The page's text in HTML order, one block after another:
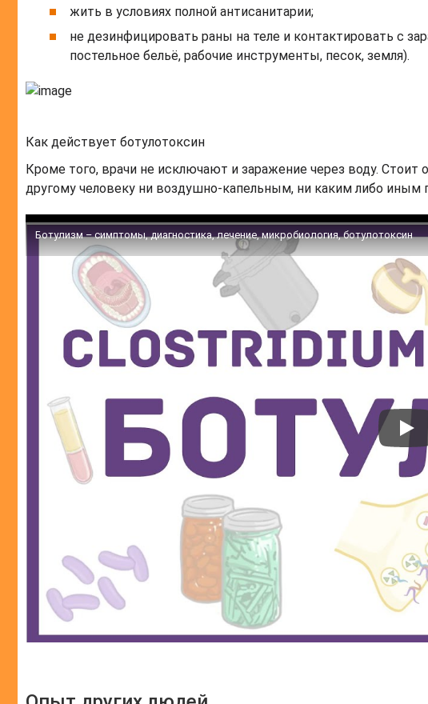
жить в условиях полной антисанитарии;
не дезинфицировать раны на теле и контактировать с
постельное бельё, рабочие инструменты, песок, земля).
Как действует ботулотоксин
Кроме того, врачи не исключают и заражение через воду. Стоит
другому человеку ни воздушно-капельным, ни каким либо иным
Ботулизм – симптомы, диагностика, лечение, микробиология, ботулотоксин